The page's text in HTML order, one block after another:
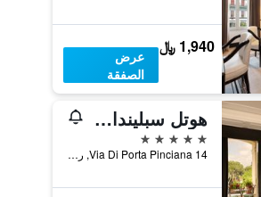
1,940 ﷼
عرض
الصفقة
هوتل سبليندايد رويال - ذا ليدينج هوتلز أوف ذا وورلد
5 نجوم
Via Di Porta Pinciana 14, روما, إيطاليا